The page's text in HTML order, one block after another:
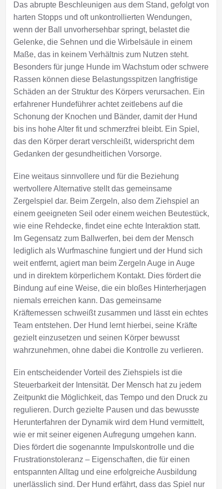
Das abrupte Beschleunigen aus dem Stand, gefolgt von
harten Stopps und oft unkontrollierten Wendungen,
wenn der Ball unvorhersehbar springt, belastet die
Gelenke, die Sehnen und die Wirbelsäule in einem
Maße, das in keinem Verhältnis zum Nutzen steht.
Besonders für junge Hunde im Wachstum oder schwere
Rassen können diese Belastungsspitzen langfristige
Schäden an der Struktur des Körpers verursachen. Ein
erfahrener Hundeführer achtet zeitlebens auf die
Schonung der Knochen und Bänder, damit der Hund
bis ins hohe Alter fit und schmerzfrei bleibt. Ein Spiel,
das den Körper derart verschleißt, widerspricht dem
Gedanken der gesundheitlichen Vorsorge.
Eine weitaus sinnvollere und für die Beziehung
wertvollere Alternative stellt das gemeinsame
Zergelspiel dar. Beim Zergeln, also dem Ziehspiel an
einem geeigneten Seil oder einem weichen Beutestück,
wie eine Rehdecke, findet eine echte Interaktion statt.
Im Gegensatz zum Ballwerfen, bei dem der Mensch
lediglich als Wurfmaschine fungiert und der Hund sich
weit entfernt, agiert man beim Zergeln Auge in Auge
und in direktem körperlichem Kontakt. Dies fördert die
Bindung auf eine Weise, die ein bloßes Hinterherjagen
niemals erreichen kann. Das gemeinsame
Kräftemessen schweißt zusammen und lässt ein echtes
Team entstehen. Der Hund lernt hierbei, seine Kräfte
gezielt einzusetzen und seinen Körper bewusst
wahrzunehmen, ohne dabei die Kontrolle zu verlieren.
Ein entscheidender Vorteil des Ziehspiels ist die
Steuerbarkeit der Intensität. Der Mensch hat zu jedem
Zeitpunkt die Möglichkeit, das Tempo und den Druck zu
regulieren. Durch gezielte Pausen und das bewusste
Herunterfahren der Dynamik wird dem Hund vermittelt,
wie er mit seiner eigenen Aufregung umgehen kann.
Dies fördert die sogenannte Impulskontrolle und die
Frustrationstoleranz – Eigenschaften, die für einen
entspannten Alltag und eine erfolgreiche Ausbildung
unerlässlich sind. Der Hund erfährt, dass das Spiel nur